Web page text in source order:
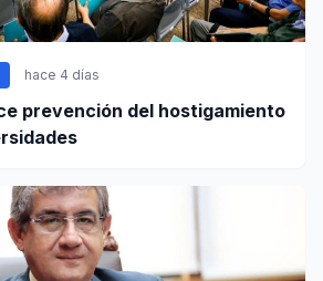
hace 4 días
prevención del hostigamiento